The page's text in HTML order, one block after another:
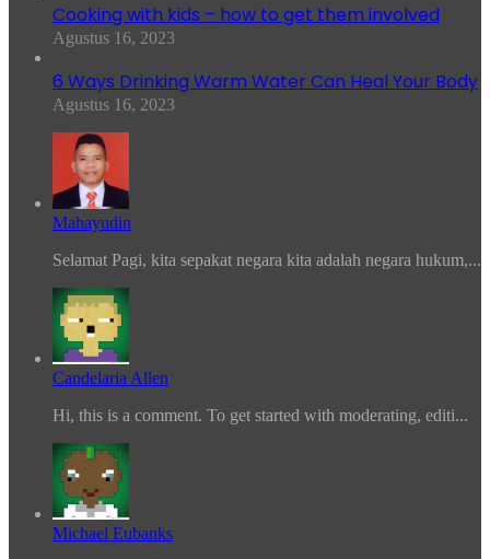
Cooking with kids – how to get them involved
Agustus 16, 2023
6 Ways Drinking Warm Water Can Heal Your Body
Agustus 16, 2023
Mahayudin
Selamat Pagi, kita sepakat negara kita adalah negara hukum,...
Candelaria Allen
Hi, this is a comment. To get started with moderating, editi...
Michael Eubanks